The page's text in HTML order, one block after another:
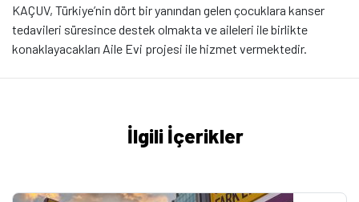
KAÇUV, Türkiye’nin dört bir yanından gelen çocuklara kanser
tedavileri süresince destek olmakta ve aileleri ile birlikte
konaklayacakları Aile Evi projesi ile hizmet vermektedir.
İlgili İçerikler